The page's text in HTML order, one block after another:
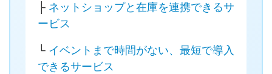
├ ネットショップと在庫を連携できるサ
ービス
└ イベントまで時間がない、最短で導入
できるサービス